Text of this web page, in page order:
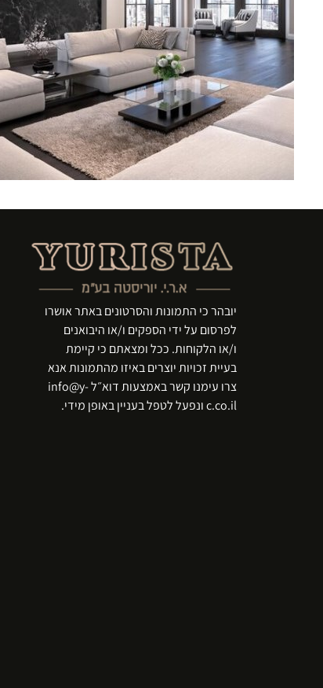
יובהר כי התמונות והסרטונים באתר אושרו
לפרסום על ידי הספקים ו/או היבואנים
ו/או הלקוחות. ככל ומצאתם כי קיימת
בעיית זכויות יוצרים באיזו מהתמונות אנא
צרו עימנו קשר באמצעות דוא״ל info@y-
c.co.il ונפעל לטפל בעניין באופן מידי.